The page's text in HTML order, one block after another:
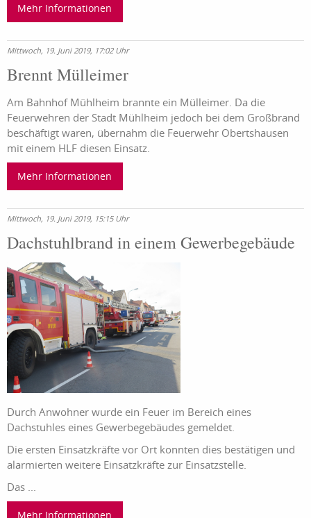
Mehr Informationen
Mittwoch, 19. Juni 2019, 17:02 Uhr
Brennt Mülleimer
Am Bahnhof Mühlheim brannte ein Mülleimer. Da die
Feuerwehren der Stadt Mühlheim jedoch bei dem Großbrand
beschäftigt waren, übernahm die Feuerwehr Obertshausen
mit einem HLF diesen Einsatz.
Mehr Informationen
Mittwoch, 19. Juni 2019, 15:15 Uhr
Dachstuhlbrand in einem Gewerbegebäude
Durch Anwohner wurde ein Feuer im Bereich eines
Dachstuhles eines Gewerbegebäudes gemeldet.
Die ersten Einsatzkräfte vor Ort konnten dies bestätigen und
alarmierten weitere Einsatzkräfte zur Einsatzstelle.
Das ...
Mehr Informationen